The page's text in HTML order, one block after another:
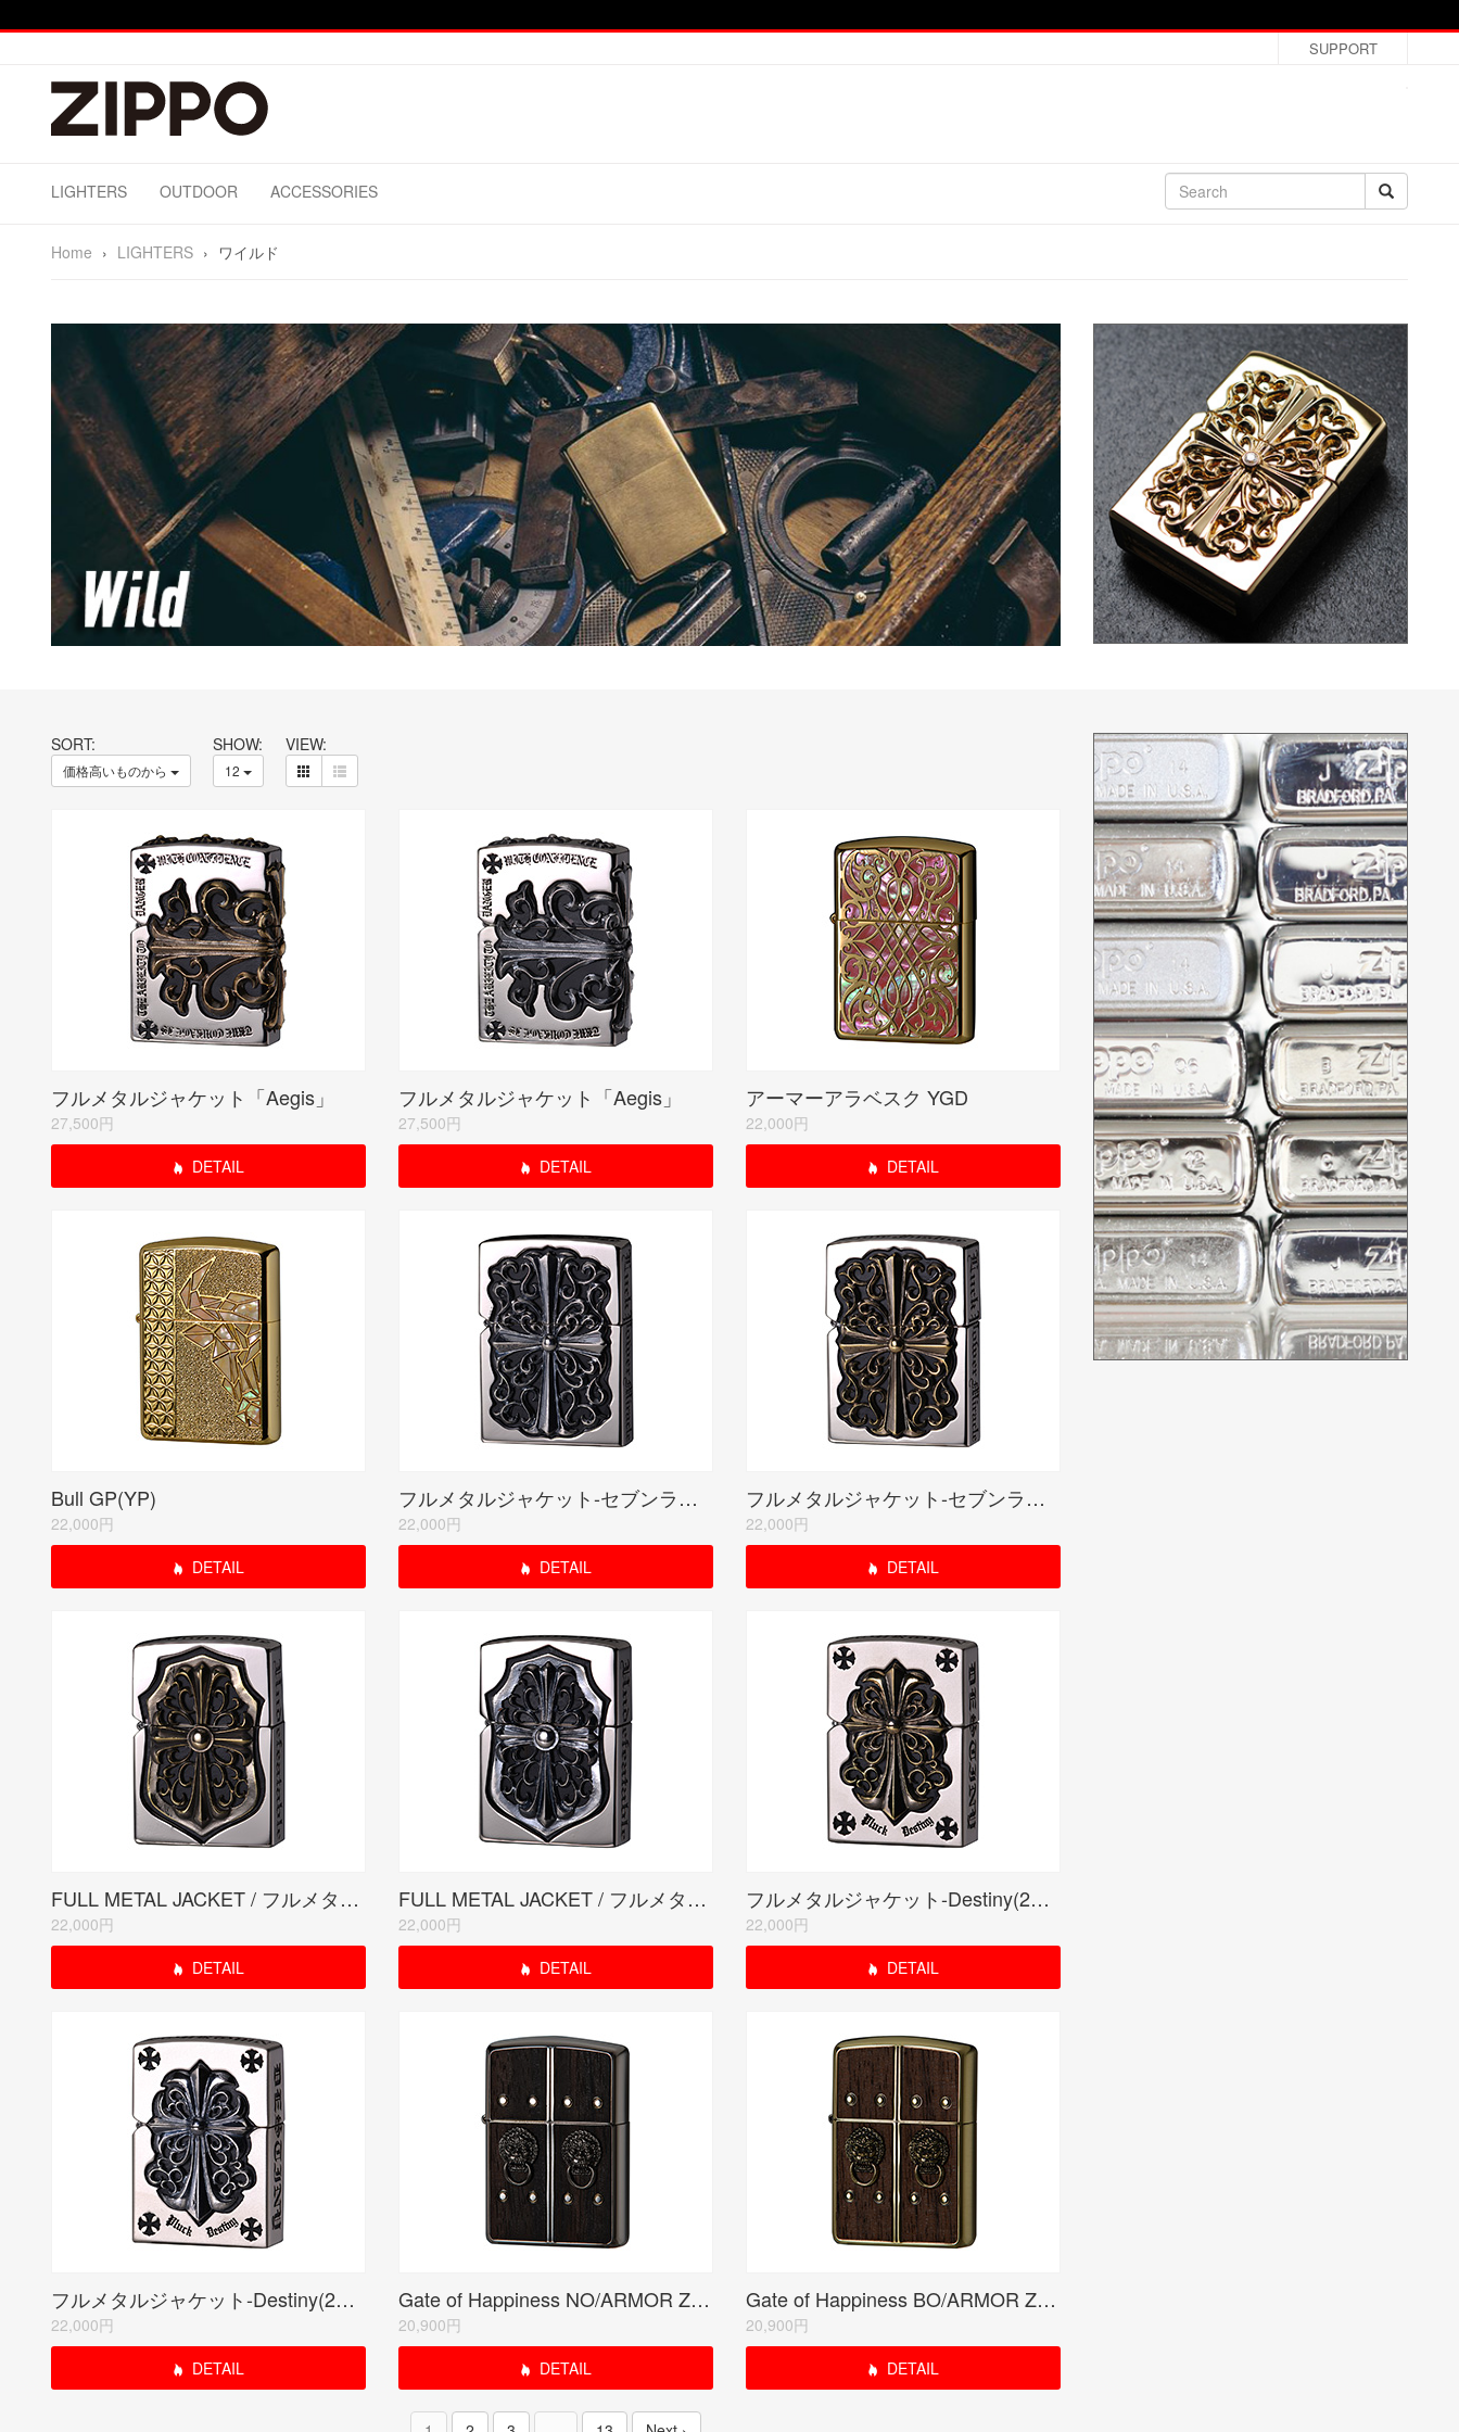
SUPPORT
LIGHTERS OUTDOOR ACCESSORIES
Home › LIGHTERS › ワイルド
SORT:
価格高いものから
SHOW:
12
VIEW:
フルメタルジャケット「Aegis」
27,500円
DETAIL
フルメタルジャケット「Aegis」
27,500円
DETAIL
アーマーアラベスク YGD
22,000円
DETAIL
Bull GP(YP)
22,000円
DETAIL
フルメタルジャケット-セブンラック(2FMJ-CROS20)
22,000円
DETAIL
フルメタルジャケット-セブンラック(2FMJ-CROG20)
22,000円
DETAIL
FULL METAL JACKET / フルメタルジャケット(GORGON)
22,000円
DETAIL
FULL METAL JACKET / フルメタルジャケット(GORGON)
22,000円
DETAIL
フルメタルジャケット-Destiny(2FMJN-CRG20)
22,000円
DETAIL
フルメタルジャケット-Destiny(2FMJN-CRS20)
22,000円
DETAIL
Gate of Happiness NO/ARMOR ZIPPO
20,900円
DETAIL
Gate of Happiness BO/ARMOR ZIPPO
20,900円
DETAIL